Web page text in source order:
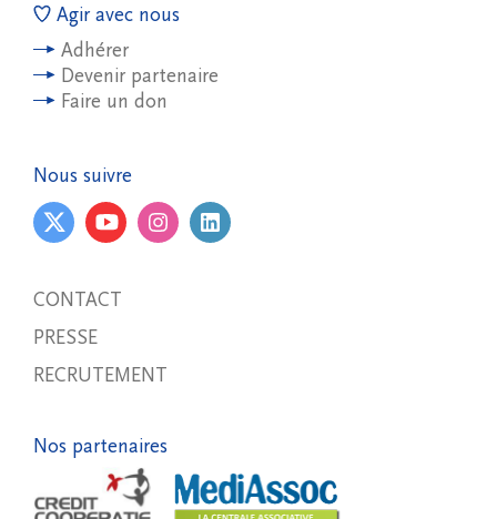
Agir avec nous
Adhérer
Devenir partenaire
Faire un don
Nous suivre
CONTACT
PRESSE
RECRUTEMENT
Nos partenaires